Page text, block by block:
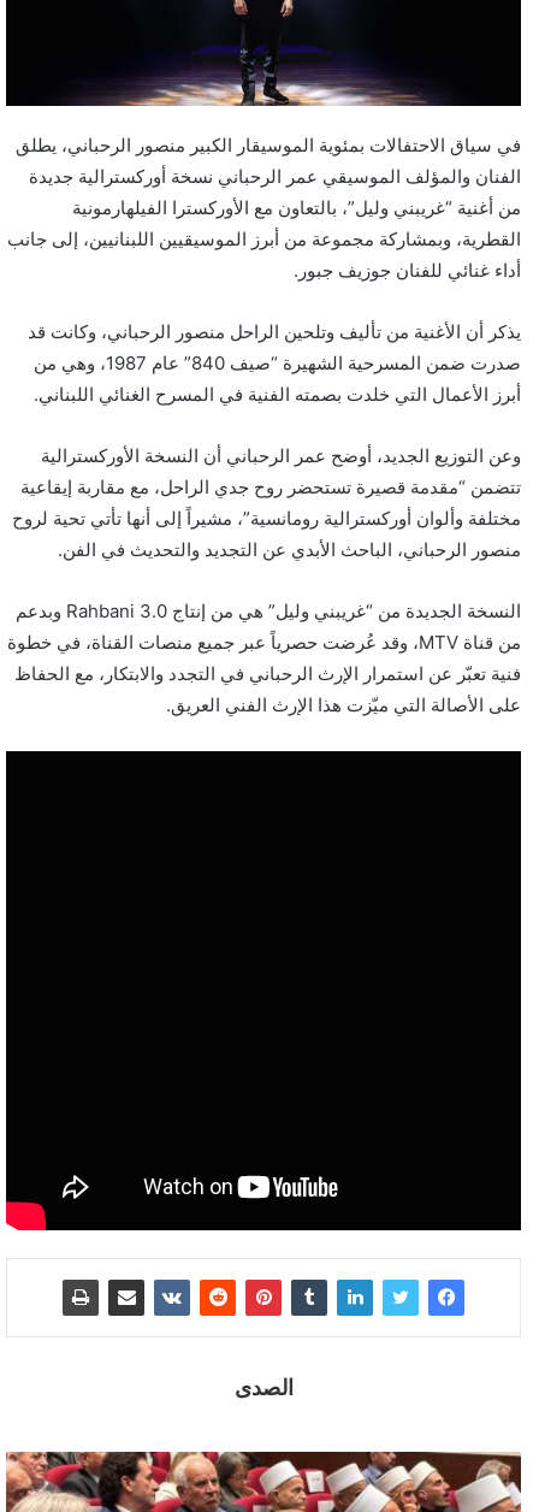
في سياق الاحتفالات بمئوية الموسيقار الكبير منصور الرحباني، يطلق
الفنان والمؤلف الموسيقي عمر الرحباني نسخة أوركسترالية جديدة
من أغنية “غريبني وليل”، بالتعاون مع الأوركسترا الفيلهارمونية
القطرية، وبمشاركة مجموعة من أبرز الموسيقيين اللبنانيين، إلى جانب
أداء غنائي للفنان جوزيف جبور.
يذكر أن الأغنية من تأليف وتلحين الراحل منصور الرحباني، وكانت قد
صدرت ضمن المسرحية الشهيرة “صيف 840” عام 1987، وهي من
أبرز الأعمال التي خلدت بصمته الفنية في المسرح الغنائي اللبناني.
وعن التوزيع الجديد، أوضح عمر الرحباني أن النسخة الأوركسترالية
تتضمن “مقدمة قصيرة تستحضر روح جدي الراحل، مع مقاربة إيقاعية
مختلفة وألوان أوركسترالية رومانسية”، مشيراً إلى أنها تأتي تحية لروح
منصور الرحباني، الباحث الأبدي عن التجديد والتحديث في الفن.
النسخة الجديدة من “غريبني وليل” هي من إنتاج Rahbani 3.0 وبدعم
من قناة MTV، وقد عُرضت حصرياً عبر جميع منصات القناة، في خطوة
فنية تعبّر عن استمرار الإرث الرحباني في التجدد والابتكار، مع الحفاظ
على الأصالة التي ميّزت هذا الإرث الفني العريق.
الصدى